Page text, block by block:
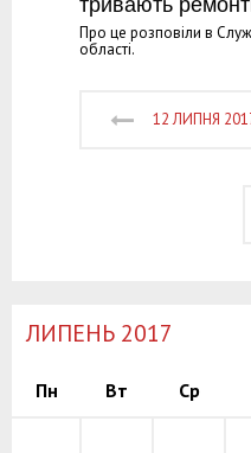
тривають
Про це розповіли в
області.
12 ЛИПНЯ
ЛИПЕНЬ 2017
Пн Вт Ср